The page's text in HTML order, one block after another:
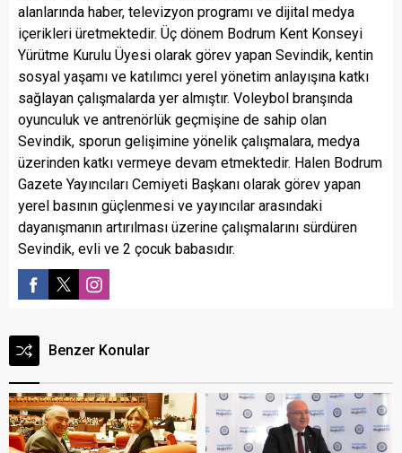
alanlarında haber, televizyon programı ve dijital medya
içerikleri üretmektedir. Üç dönem Bodrum Kent Konseyi
Yürütme Kurulu Üyesi olarak görev yapan Sevindik, kentin
sosyal yaşamı ve katılımcı yerel yönetim anlayışına katkı
sağlayan çalışmalarda yer almıştır. Voleybol branşında
oyunculuk ve antrenörlük geçmişine de sahip olan
Sevindik, sporun gelişimine yönelik çalışmalara, medya
üzerinden katkı vermeye devam etmektedir. Halen Bodrum
Gazete Yayıncıları Cemiyeti Başkanı olarak görev yapan
yerel basının güçlenmesi ve yayıncılar arasındaki
dayanışmanın artırılması üzerine çalışmalarını sürdüren
Sevindik, evli ve 2 çocuk babasıdır.
Benzer Konular